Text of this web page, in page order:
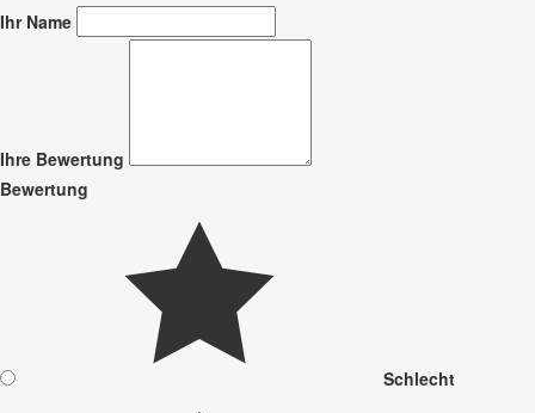
Ihr Name
Ihre Bewertung
Bewertung
Schlecht